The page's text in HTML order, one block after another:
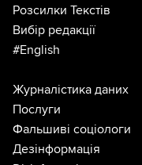
Розсилки Текстів
Вибір редакції
#English
Журналістика даних
Послуги
Фальшиві соціологи
Дезінформація